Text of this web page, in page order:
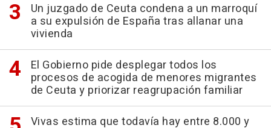
Un juzgado de Ceuta condena a un marroquí
a su expulsión de España tras allanar una
vivienda
El Gobierno pide desplegar todos los
procesos de acogida de menores migrantes
de Ceuta y priorizar reagrupación familiar
Vivas estima que todavía hay entre 8.000 y